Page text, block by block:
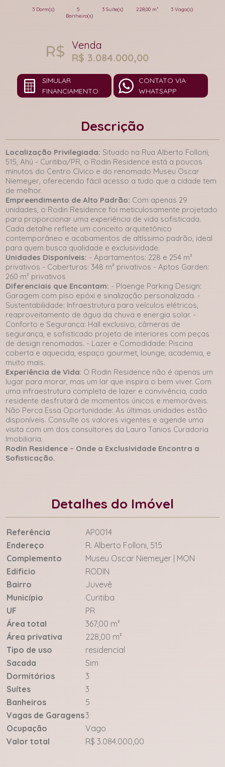
3 Dorm(s)
5
Banheiro(s)
3 Suíte(s) 228,00 m² 3 Vaga(s)
Venda
R$ 3.084.000,00
SIMULAR
FINANCIAMENTO
CONTATO VIA
WHATSAPP
Descrição
Localização Privilegiada: Situado na Rua Alberto Folloni,
515, Ahú - Curitiba/PR, o Rodin Residence está a poucos
minutos do Centro Cívico e do renomado Museu Oscar
Niemeyer, oferecendo fácil acesso a tudo que a cidade tem
de melhor.
Empreendimento de Alto Padrão: Com apenas 29
unidades, o Rodin Residence foi meticulosamente projetado
para proporcionar uma experiência de vida sofisticada.
Cada detalhe reflete um conceito arquitetônico
contemporâneo e acabamentos de altíssimo padrão, ideal
para quem busca qualidade e exclusividade.
Unidades Disponíveis: - Apartamentos: 228 e 254 m²
privativos - Coberturas: 348 m² privativos - Aptos Garden:
260 m² privativos
Diferenciais que Encantam: - Plaenge Parking Design:
Garagem com piso epóxi e sinalização personalizada. -
Sustentabilidade: Infraestrutura para veículos elétricos,
reaproveitamento de água da chuva e energia solar. -
Conforto e Segurança: Hall exclusivo, câmeras de
segurança, e sofisticado projeto de interiores com peças
de design renomadas. - Lazer e Comodidade: Piscina
coberta e aquecida, espaço gourmet, lounge, academia, e
muito mais.
Experiência de Vida: O Rodin Residence não é apenas um
lugar para morar, mas um lar que inspira o bem viver. Com
uma infraestrutura completa de lazer e convivência, cada
residente desfrutará de momentos únicos e memoráveis.
Não Perca Essa Oportunidade: As últimas unidades estão
disponíveis. Consulte os valores vigentes e agende uma
visita com um dos consultores da Laura Tanios Curadoria
Imobiliaria.
Rodin Residence – Onde a Exclusividade Encontra a
Sofisticação.
Detalhes do Imóvel
Referência
AP0014
Endereço
R. Alberto Folloni, 515
Complemento
Museu Oscar Niemeyer | MON
Edificio
RODIN
Bairro
Juvevê
Município
Curitiba
UF
PR
Área total
367,00 m²
Área privativa
228,00 m²
Tipo de uso
residencial
Sacada
Sim
Dormitórios
3
Suítes
3
Banheiros
5
Vagas de Garagens3
Ocupação
Vago
Valor total
R$ 3.084.000,00